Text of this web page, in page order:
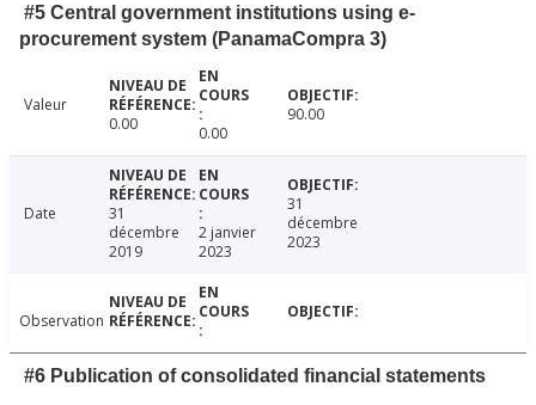
#5 Central government institutions using e-
procurement system (PanamaCompra 3)
Valeur
0.00
0.00
90.00
Date
31
décembre
2019
2 janvier
2023
31
décembre
2023
Observation
#6 Publication of consolidated financial statements